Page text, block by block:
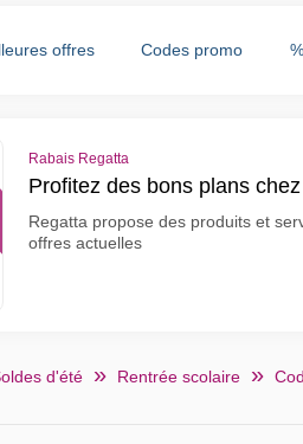
offres Codes promo
Rabais Regatta
Profitez des bons plans
Regatta propose des produits et
offres actuelles
d'été Rentrée scolaire